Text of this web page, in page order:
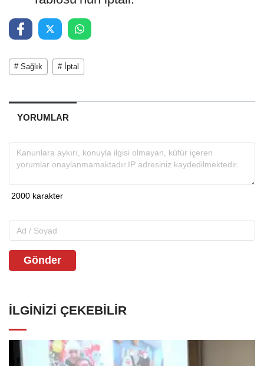
# Sağlık # İptal
YORUMLAR
Gönder
İLGINIZI ÇEKEBILIR